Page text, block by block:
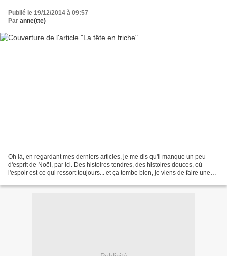
Publié le 19/12/2014 à 09:57
Par anne(tte)
Oh là, en regardant mes derniers articles, je me dis qu'il manque un peu
d'esprit de Noël, par ici. Des histoires tendres, des histoires douces, où
l'espoir est ce qui ressort toujours... et ça tombe bien, je viens de faire une